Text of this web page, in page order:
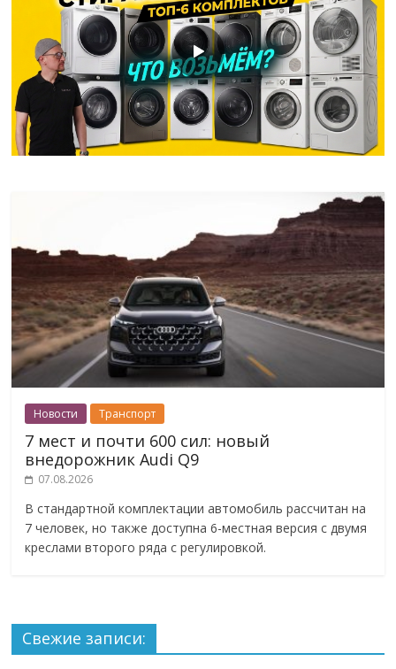
Новости Транспорт
7 мест и почти 600 сил: новый
внедорожник Audi Q9
07.08.2026
В стандартной комплектации автомобиль рассчитан на
7 человек, но также доступна 6-местная версия с двумя
креслами второго ряда с регулировкой.
Свежие записи: